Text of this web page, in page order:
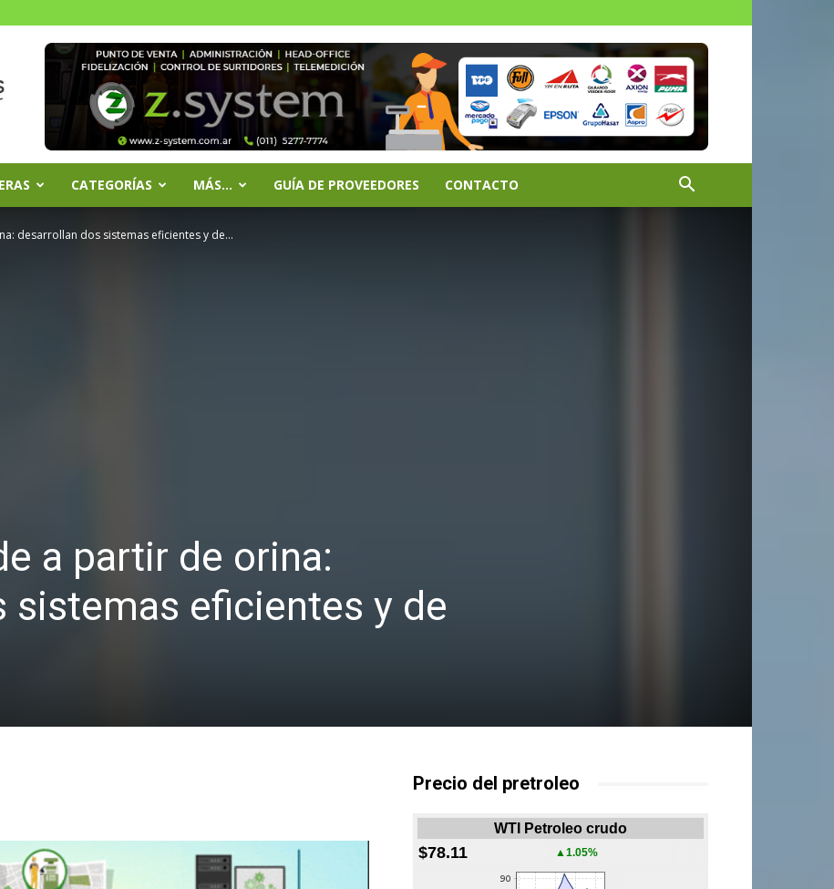
CATEGORÍAS MÁS… GUÍA DE PROVEEDORES CONTACTO
desarrollan dos sistemas eficientes y de...
a partir de orina:
sistemas eficientes y de
Precio del pretroleo
WTI Petroleo crudo
$78.11 ▲1.05%